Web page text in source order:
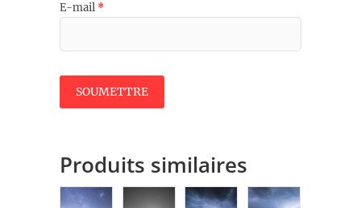
E-mail *
Produits similaires